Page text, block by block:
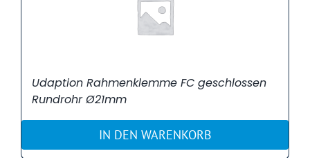
Udaption Rahmenklemme FC geschlossen
Rundrohr Ø21mm
IN DEN WARENKORB